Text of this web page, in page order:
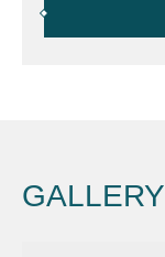
GALLERY